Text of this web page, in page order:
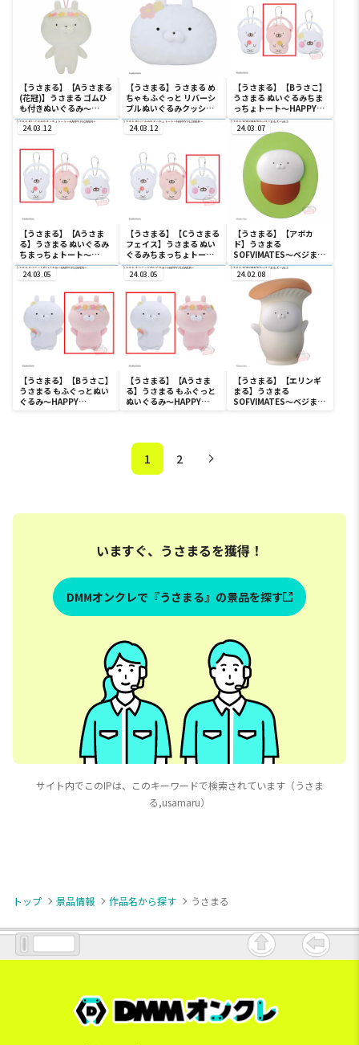
【うさまる】【Aうさまる
(花冠)】うさまる ゴムひ
も付きぬいぐるみ～
HAPPY FLOWER～
【うさまる】うさまる め
ちゃもふぐっと リバーシ
ブルぬいぐるみクッショ
ン～HAPPY FLOWER～
【うさまる】【Bうさこ】
うさまる ぬいぐるみちま
っちょトート～HAPPY
FLOWER～
24.03.12
【うさまる】【Aうさま
る】うさまる ぬいぐるみ
ちまっちょトート～
HAPPY FLOWER～
24.03.12
【うさまる】【Cうさまる
フェイス】うさまる ぬい
ぐるみちまっちょトート
～HAPPY FLOWER～
24.03.07
【うさまる】【アボカ
ド】うさまる
SOFVIMATES～ベジまる
ズ～vol.3
24.03.05
【うさまる】【Bうさこ】
うさまる もふぐっとぬい
ぐるみ～HAPPY
24.03.05
【うさまる】【Aうさま
る】うさまる もふぐっと
ぬいぐるみ～HAPPY
24.02.08
【うさまる】【エリンギ
まる】うさまる
SOFVIMATES～ベジまる
1 2
いますぐ、うさまるを獲得！
DMMオンクレで『うさまる』の景品を探す
サイト内でこのIPは、このキーワードで検索されています（うさま
る,usamaru）
トップ 景品情報 作品名から探す うさまる